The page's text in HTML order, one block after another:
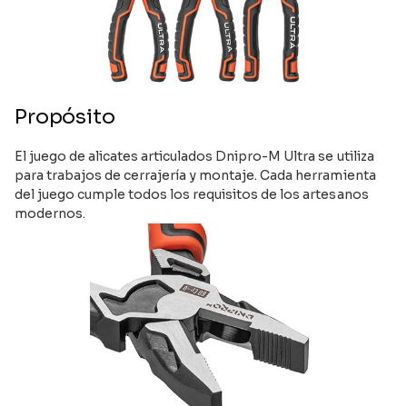
Propósito
El juego de alicates articulados Dnipro-M Ultra se utiliza
para trabajos de cerrajería y montaje. Cada herramienta
del juego cumple todos los requisitos de los artesanos
modernos.